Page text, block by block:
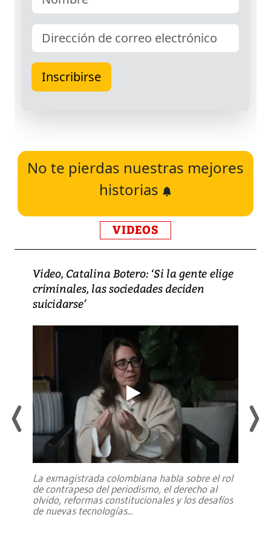
No te pierdas nuestras mejores
historias
VIDEOS
Video, Catalina Botero: ‘Si la gente elige
criminales, las sociedades deciden
suicidarse’
La exmagistrada colombiana habla sobre el rol
de contrapeso del periodismo, el derecho al
olvido, reformas constitucionales y los desafíos
de nuevas tecnologías...